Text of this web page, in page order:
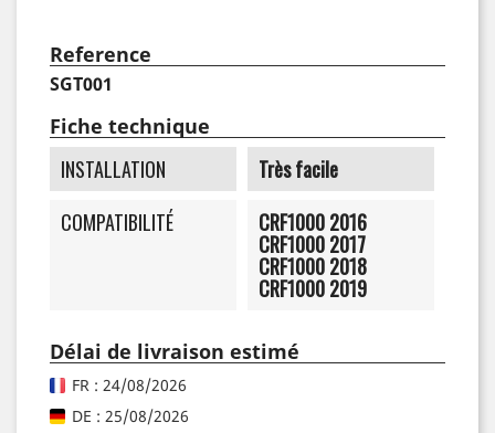
Reference
SGT001
Fiche technique
INSTALLATION
Très facile
COMPATIBILITÉ
CRF1000 2016
CRF1000 2017
CRF1000 2018
CRF1000 2019
Délai de livraison estimé
FR : 24/08/2026
DE : 25/08/2026